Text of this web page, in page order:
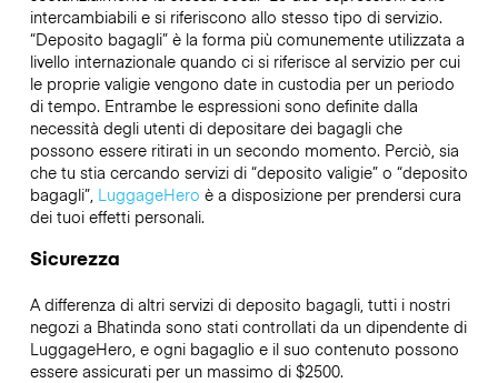
intercambiabili e si riferiscono allo stesso tipo di servizio.
“Deposito bagagli” è la forma più comunemente utilizzata a
livello internazionale quando ci si riferisce al servizio per cui
le proprie valigie vengono date in custodia per un periodo
di tempo. Entrambe le espressioni sono definite dalla
necessità degli utenti di depositare dei bagagli che
possono essere ritirati in un secondo momento. Perciò, sia
che tu stia cercando servizi di “deposito valigie” o “deposito
bagagli”,LuggageHero è a disposizione per prendersi cura
dei tuoi effetti personali.
Sicurezza
A differenza di altri servizi di deposito bagagli, tutti i nostri
negozi a Bhatinda sono stati controllati da un dipendente di
LuggageHero, e ogni bagaglio e il suo contenuto possono
essere assicurati per un massimo di $2500.